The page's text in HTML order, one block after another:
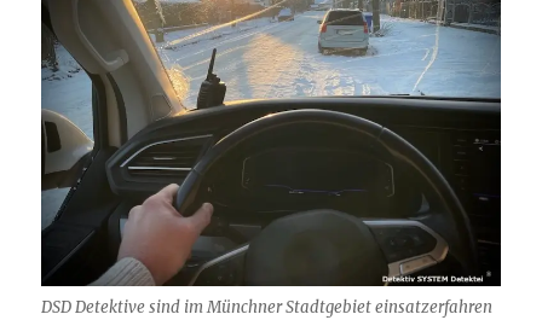
DSD Detektive sind im Münchner Stadtgebiet einsatzerfahren